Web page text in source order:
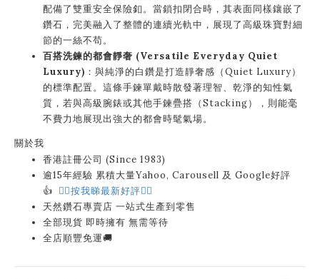
配備了雙重安全保險釦。當鎖扣閉合時，其表面同樣鑲嵌了
鑽石，完美融入了整體的連續光軌中，展現了高級珠寶對細
節的一絲不苟。
百搭洗鍊的都會靜奢 (Versatile Everyday Quiet
Luxury) ：與純淨的白鑽是打造靜奢感（Quiet Luxury）
的標準配置。這條手鍊單戴時散發著理智、乾淨的知性氣
質，若與高級腕錶或其他手鍊疊搭（Stacking），則能毫
不費力地展現出強大的都會時髦氣場。
關於我
香港註冊公司 (Since 1983)
逾15年經驗 累積大量Yahoo, Carousell 及 Google好評
👍 👉🏻按我睇最新好評👈🏻
天然鑽石專賣店 一站式生產到零售
全部現貨 即時擁有 無需等待
全店順豐免運🚚